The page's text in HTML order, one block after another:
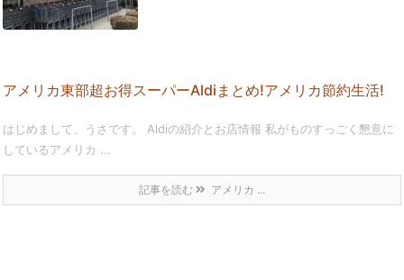
アメリカ東部超お得スーパーAldiまとめ!アメリカ節約生活!
はじめまして、うさです。 Aldiの紹介とお店情報 私がものすっごく懇意に
しているアメリカ ...
記事を読む アメリカ ...